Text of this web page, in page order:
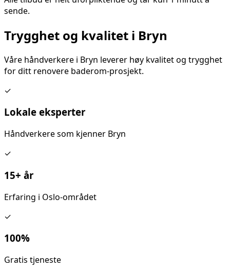
sende.
Trygghet og kvalitet i Bryn
Våre håndverkere i Bryn leverer høy kvalitet og trygghet
for ditt renovere baderom-prosjekt.
✓
Lokale eksperter
Håndverkere som kjenner Bryn
✓
15+ år
Erfaring i Oslo-området
✓
100%
Gratis tjeneste